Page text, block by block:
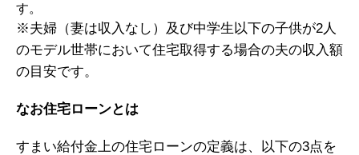
す。
※夫婦（妻は収入なし）及び中学生以下の子供が2人
のモデル世帯において住宅取得する場合の夫の収入額
の目安です。
なお住宅ローンとは
すまい給付金上の住宅ローンの定義は、以下の3点を